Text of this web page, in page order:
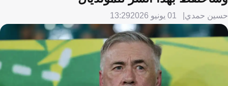
حسين حمدي 01 يونيو 2026 13:29